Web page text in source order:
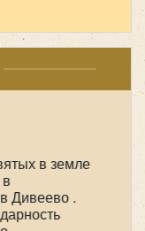
в земле
Дивеево .